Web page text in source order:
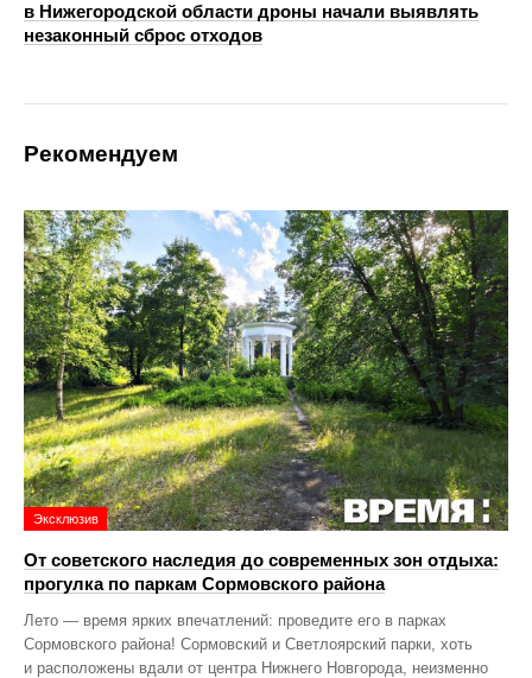
в Нижегородской области дроны начали выявлять
незаконный сброс отходов
Рекомендуем
Эксклюзив
От советского наследия до современных зон отдыха:
прогулка по паркам Сормовского района
Лето — время ярких впечатлений: проведите его в парках
Сормовского района! Сормовский и Светлоярский парки, хоть
и расположены вдали от центра Нижнего Новгорода, неизменно